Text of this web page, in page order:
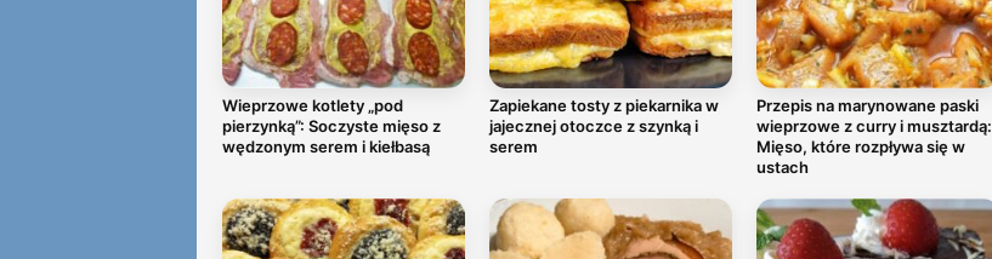
Wieprzowe kotlety „pod
pierzynką”: Soczyste mięso z
wędzonym serem i kiełbasą
Zapiekane tosty z piekarnika w
jajecznej otoczce z szynką i
serem
Przepis na marynowane paski
wieprzowe z curry i musztardą:
Mięso, które rozpływa się w
ustach